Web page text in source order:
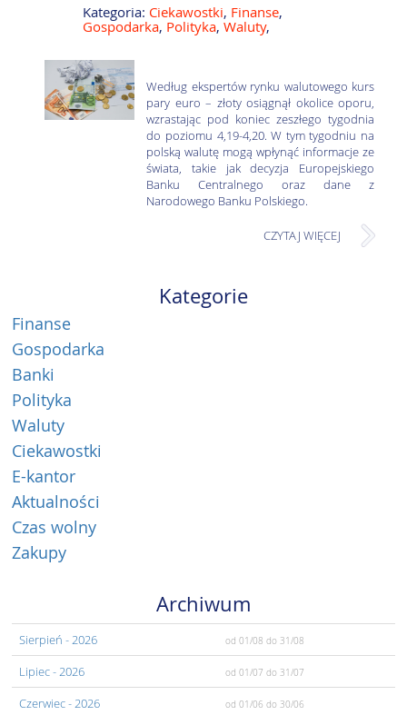
Kategoria: Ciekawostki, Finanse,
Gospodarka, Polityka, Waluty,
Według ekspertów rynku walutowego kurs
pary euro – złoty osiągnął okolice oporu,
wzrastając pod koniec zeszłego tygodnia
do poziomu 4,19-4,20. W tym tygodniu na
polską walutę mogą wpłynąć informacje ze
świata, takie jak decyzja Europejskiego
Banku Centralnego oraz dane z
Narodowego Banku Polskiego.
CZYTAJ WIĘCEJ
Kategorie
Finanse
Gospodarka
Banki
Polityka
Waluty
Ciekawostki
E-kantor
Aktualności
Czas wolny
Zakupy
Archiwum
Sierpień - 2026 od 01/08 do 31/08
Lipiec- 2026 od 01/07 do 31/07
Czerwiec- 2026 od 01/06 do 30/06